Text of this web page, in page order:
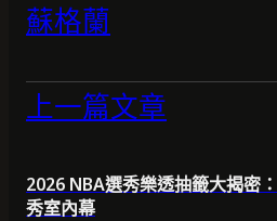
蘇格蘭
上一篇文章
2026 NBA選秀樂透抽籤大揭密
秀室內幕